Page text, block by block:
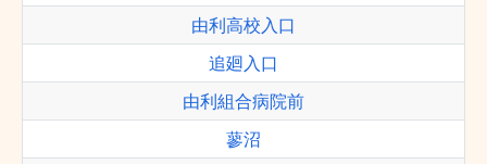
由利高校入口
追廻入口
由利組合病院前
蓼沼